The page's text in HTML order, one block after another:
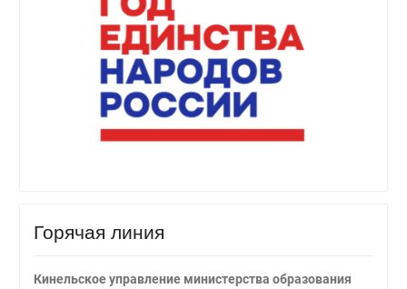
Горячая линия
Кинельское управление министерства образования